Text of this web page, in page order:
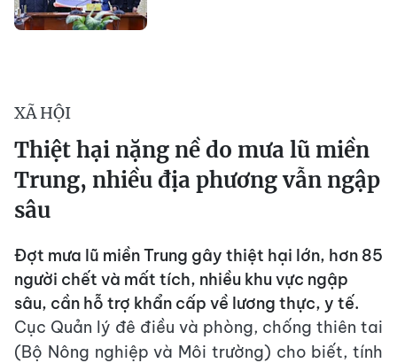
XÃ HỘI
Thiệt hại nặng nề do mưa lũ miền
Trung, nhiều địa phương vẫn ngập
sâu
Đợt mưa lũ miền Trung gây thiệt hại lớn, hơn 85
người chết và mất tích, nhiều khu vực ngập
sâu, cần hỗ trợ khẩn cấp về lương thực, y tế.
Cục Quản lý đê điều và phòng, chống thiên tai
(Bộ Nông nghiệp và Môi trường) cho biết, tính